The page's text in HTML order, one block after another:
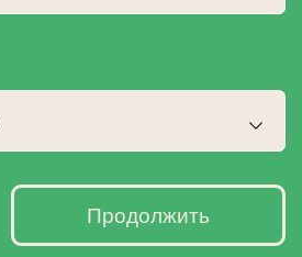
Продолжить